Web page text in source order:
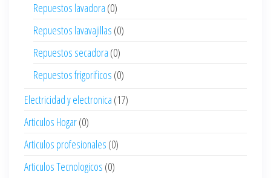
Repuestos lavadora (0)
Repuestos lavavajillas (0)
Repuestos secadora (0)
Repuestos frigorificos (0)
Electricidad y electronica (17)
Articulos Hogar(0)
Articulos profesionales (0)
Articulos Tecnologicos (0)